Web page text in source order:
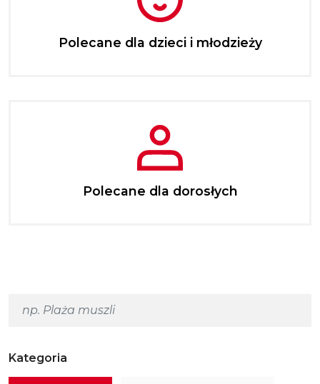
Polecane dla dzieci i młodzieży
Polecane dla dorosłych
Kategoria